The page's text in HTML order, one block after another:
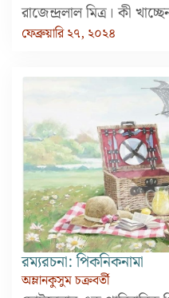
রাজেন্দ্রলাল মিত্র। কী
ফেব্রুয়ারি ২৭, ২০২৪
রম্যরচনা: পিকনিকনামা
অম্লানকুসুম চক্রবর্তী